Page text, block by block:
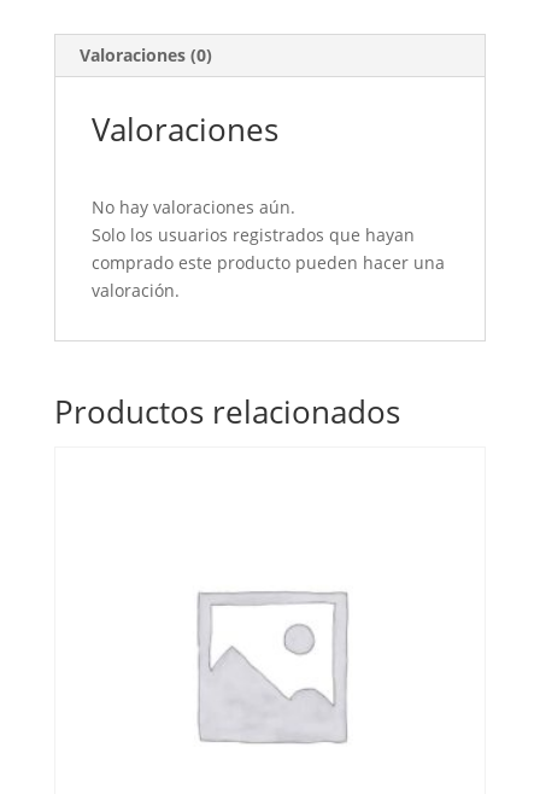
Valoraciones (0)
Valoraciones
No hay valoraciones aún.
Solo los usuarios registrados que hayan
comprado este producto pueden hacer una
valoración.
Productos relacionados